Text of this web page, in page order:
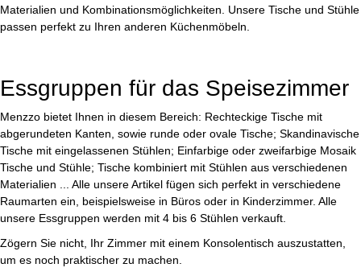
Materialien und Kombinationsmöglichkeiten. Unsere Tische und Stühle
passen perfekt zu Ihren anderen Küchenmöbeln.
Essgruppen für das Speisezimmer
Menzzo bietet Ihnen in diesem Bereich: Rechteckige Tische mit
abgerundeten Kanten, sowie runde oder ovale Tische; Skandinavische
Tische mit eingelassenen Stühlen; Einfarbige oder zweifarbige Mosaik
Tische und Stühle; Tische kombiniert mit Stühlen aus verschiedenen
Materialien ... Alle unsere Artikel fügen sich perfekt in verschiedene
Raumarten ein, beispielsweise in Büros oder in Kinderzimmer. Alle
unsere Essgruppen werden mit 4 bis 6 Stühlen verkauft.
Zögern Sie nicht, Ihr Zimmer mit einem Konsolentisch auszustatten,
um es noch praktischer zu machen.